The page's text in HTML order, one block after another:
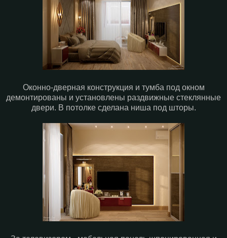
Оконно-дверная конструкция и тумба под окном
демонтированы и установлены раздвижные стеклянные
двери. В потолке сделана ниша под шторы.